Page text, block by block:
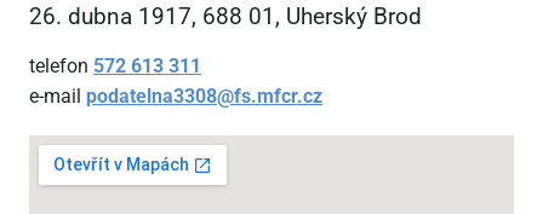
26. dubna 1917, 688 01, Uherský Brod
telefon 572 613 311
e-mail podatelna3308@fs.mfcr.cz